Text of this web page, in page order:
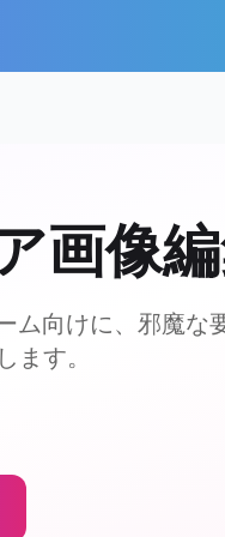
画像
向けに、邪魔な
す。